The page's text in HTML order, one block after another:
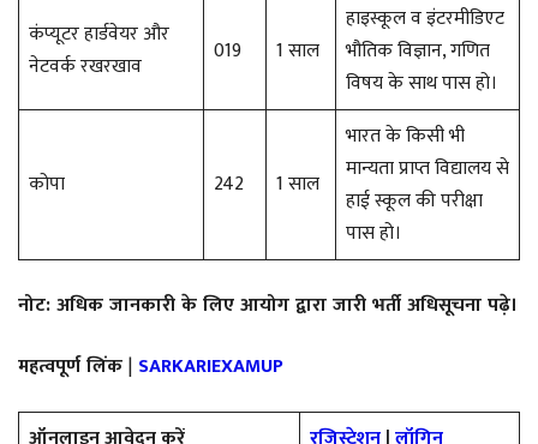
कंप्यूटर हार्डवेयर और
नेटवर्क रखरखाव
019 1 साल
हाइस्कूल व इंटरमीडिएट
भौतिक विज्ञान, गणित
विषय के साथ पास हो।
कोपा 242 1 साल
भारत के किसी भी
मान्यता प्राप्त विद्यालय से
हाई स्कूल की परीक्षा
पास हो।
नोट: अधिक जानकारी के लिए आयोग द्वारा जारी भर्ती अधिसूचना पढ़े।
महत्वपूर्ण लिंक| SARKARIEXAMUP